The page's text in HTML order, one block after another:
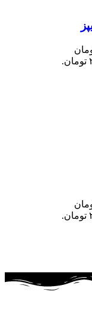
۲,۵۰۰,۰۰۰ تومان
۲,۵۰۰,۰۰۰ تومان